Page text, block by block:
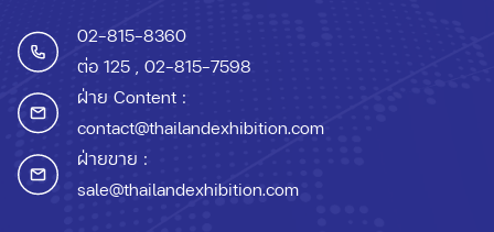
02-815-8360
ต่อ 125 , 02-815-7598
ฝ่าย Content :
contact@thailandexhibition.com
ฝ่ายขาย :
sale@thailandexhibition.com